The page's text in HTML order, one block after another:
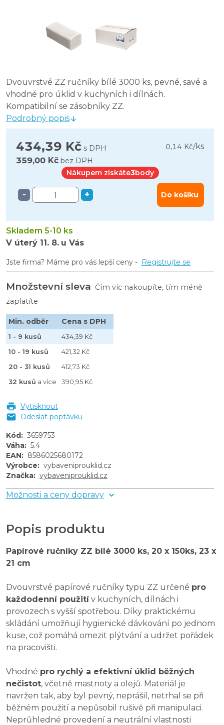
Dvouvrstvé ZZ ručníky bílé 3000 ks, pevné, savé a
vhodné pro úklid v kuchyních i dílnách.
Kompatibilní se zásobníky ZZ.
Podrobný popis
434,39 Kč s DPH 0,14 Kč/ks
359,00 Kč bez DPH
Nákupem získáte3body
- + Do košíku
Skladem 5-10 ks
V úterý 11. 8. u Vás
Jste firma? Máme pro vás lepší ceny - Registrujte se
Množstevní sleva Čím víc nakoupíte, tím méně
zaplatíte
Min. odběr Cena s DPH
1 - 9 kusů
434,39 Kč
10 - 19 kusů
421,32 Kč
20 - 31 kusů
412,73 Kč
32 kusů a více 390,95 Kč
Vytisknout
Odeslat poptávku
Kód: 3659753
Váha: 5.4
EAN: 8586025680172
Výrobce: vybaveniprouklid.cz
Značka: vybaveniprouklid.cz
Možnosti a ceny dopravy
Popis produktu
Papírové ručníky ZZ bílé 3000 ks, 20 x 150ks, 23 x
21 cm
Dvouvrstvé papírové ručníky typu ZZ určené pro
každodenní použitív kuchyních, dílnách i
provozech s vyšší spotřebou. Díky praktickému
skládání umožňují hygienické dávkování po jednom
kuse, což pomáhá omezit plýtvání a udržet pořádek
na pracovišti.
Vhodné pro rychlý a efektivní úklid běžných
nečistot, včetně mastnoty a olejů. Materiál je
navržen tak, aby byl pevný, neprášil, netrhal se při
běžném použití a nepůsobil rušivě při manipulaci.
Neprůhledné provedení a neutrální vlastnosti